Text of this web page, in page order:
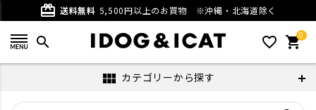
card_giftcard 送料無料 5,500円以上のお買物 ※沖縄・北海道除く
search favorite_outline 0
shopping_cart
view_module カテゴリーから探す